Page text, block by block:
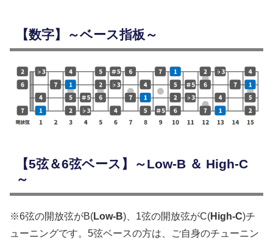
【数字】～ベース指板～
【5弦＆6弦ベース】～Low-B ＆ High-C
～
※6弦の開放弦がB(Low-B)、1弦の開放弦がC(High-C)チ
ューニングです。5弦ベースの方は、ご自身のチューニン